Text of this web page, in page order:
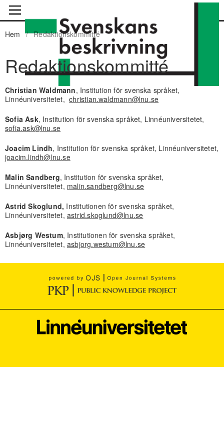
Hem / Redaktionskommitté
Redaktionskommitté
Christian Waldmann, Institution för svenska språket,
Linnéuniversitetet,christian.waldmann@lnu.se
Sofia Ask, Institution för svenska språket, Linnéuniversitetet,
sofia.ask@lnu.se
Joacim Lindh, Institution för svenska språket, Linnéuniversitetet,
joacim.lindh@lnu.se
Malin Sandberg, Institution för svenska språket,
Linnéuniversitetet, malin.sandberg@lnu.se
Astrid Skoglund, Institutionen för svenska språket,
Linnéuniversitetet, astrid.skoglund@lnu.se
Asbjørg Westum, Institutionen för svenska språket,
Linnéuniversitetet, asbjorg.westum@lnu.se